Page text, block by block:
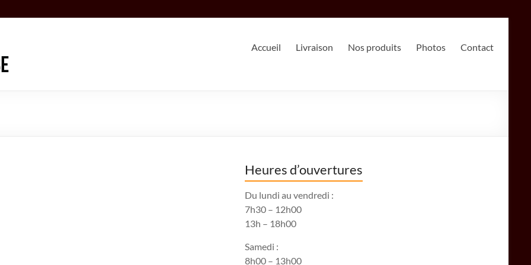
Accueil Livraison Nos produits Photos Contact
Heures d’ouvertures
Du lundi au vendredi :
7h30 – 12h00
13h – 18h00
Samedi :
8h00 – 13h00